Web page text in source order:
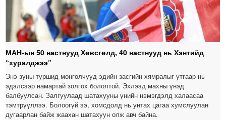
МАН-ын 50 настнууд Хөвсгөлд, 40 настнууд нь Хэнтийд
“хуралджээ”
Энэ зуны туршид монголчууд эдийн засгийн хямралыг утгаар нь
эдэлсээр намартай золгох бололтой. Эхлээд махны үнэд
балбуулсан. Залгуулаад шатахууны үнийн нэмэгдэлд халаасаа
тэмтрүүллээ. Болоогүй ээ, хомсдолд нь унтах цагаа хумслуулан
дугаарлан байж жаахан шатахуун олж авч байна.